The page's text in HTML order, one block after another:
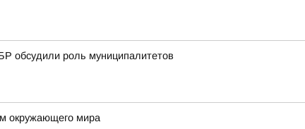
обсудили роль муниципалитетов
окружающего мира